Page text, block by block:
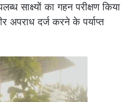
साक्ष्यों का गहन परीक्षण किया
अपराध दर्ज करने के पर्याप्त